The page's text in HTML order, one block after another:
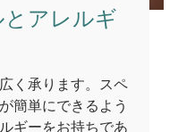
アレルギ
く承ります。スペ
簡単にできるよう
ギーをお持ちであ